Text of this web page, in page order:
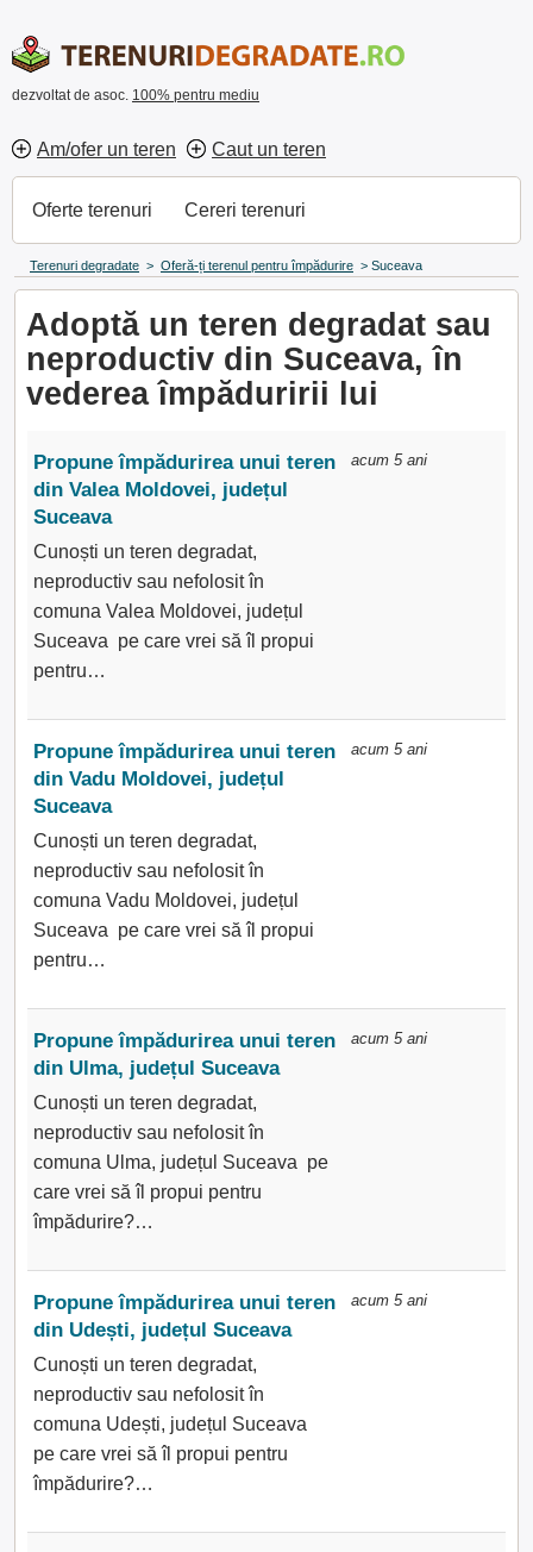
dezvoltat de asoc. 100% pentru mediu
Am/ofer un teren Caut un teren
Oferte terenuri Cereri terenuri
Terenuri degradate > Oferă-ți terenul pentru împădurire > Suceava
Adoptă un teren degradat sau
neproductiv din Suceava, în
vederea împăduririi lui
Propune împădurirea unui teren
din Valea Moldovei, județul
Suceava
Cunoști un teren degradat,
neproductiv sau nefolosit în
comuna Valea Moldovei, județul
Suceava pe care vrei să îl propui
pentru…
acum 5 ani
Propune împădurirea unui teren
din Vadu Moldovei, județul
Suceava
Cunoști un teren degradat,
neproductiv sau nefolosit în
comuna Vadu Moldovei, județul
Suceava pe care vrei să îl propui
pentru…
acum 5 ani
Propune împădurirea unui teren
din Ulma, județul Suceava
Cunoști un teren degradat,
neproductiv sau nefolosit în
comuna Ulma, județul Suceava pe
care vrei să îl propui pentru
împădurire?…
acum 5 ani
Propune împădurirea unui teren
din Udești, județul Suceava
Cunoști un teren degradat,
neproductiv sau nefolosit în
comuna Udești, județul Suceava
pe care vrei să îl propui pentru
împădurire?…
acum 5 ani